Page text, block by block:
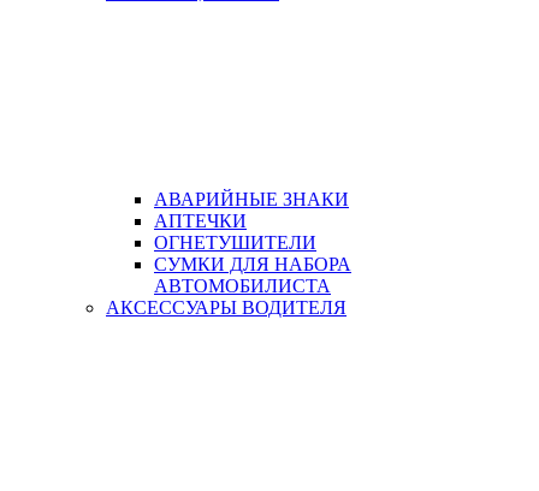
АВАРИЙНЫЕ ЗНАКИ
АПТЕЧКИ
ОГНЕТУШИТЕЛИ
СУМКИ ДЛЯ НАБОРА
АВТОМОБИЛИСТА
АКСЕССУАРЫ ВОДИТЕЛЯ